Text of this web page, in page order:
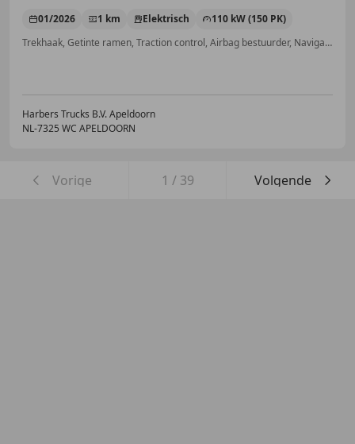
01/2026 1 km Elektrisch
110 kW (150 PK)
Trekhaak, Getinte ramen, Traction control, Airbag bestuurder, Navigatiesysteem, Airbag passagier, Nieuwe APK, Voorruitverwarming
Harbers Trucks B.V. Apeldoorn
NL-7325 WC APELDOORN
Vorige 1 / 39 Volgende